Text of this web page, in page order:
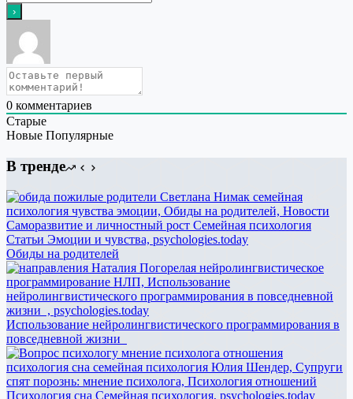
0 комментариев
Старые
Новые Популярные
В тренде
Обиды на родителей
Использование нейролингвистического программирования в
повседневной жизни